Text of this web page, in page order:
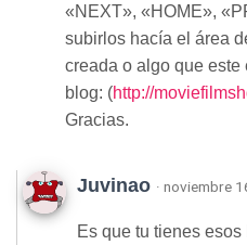
«NEXT», «HOME»,
subirlos hacía el área
creada o algo que este
blog: (http://
Gracias.
Juvinao · noviembre
Es que tu tienes